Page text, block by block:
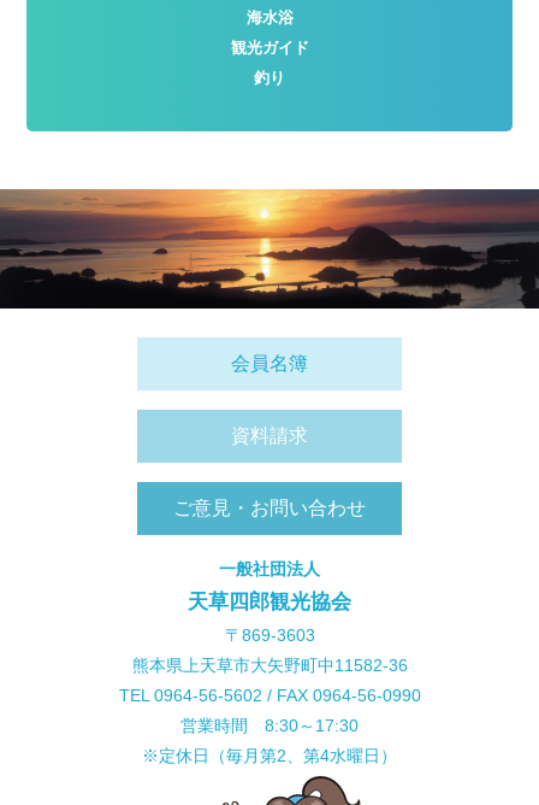
海水浴
観光ガイド
釣り
会員名簿
資料請求
ご意見・お問い合わせ
一般社団法人
天草四郎観光協会
〒869-3603
熊本県上天草市大矢野町中11582-36
TEL 0964-56-5602 / FAX 0964-56-0990
営業時間 8:30～17:30
※定休日（毎月第2、第4水曜日）